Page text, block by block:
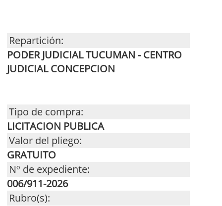
Repartición:
PODER JUDICIAL TUCUMAN - CENTRO
JUDICIAL CONCEPCION
Tipo de compra:
LICITACION PUBLICA
Valor del pliego:
GRATUITO
Nº de expediente:
006/911-2026
Rubro(s):